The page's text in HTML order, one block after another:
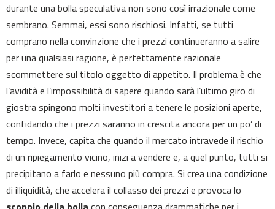
durante una bolla speculativa non sono così irrazionale come
sembrano. Semmai, essi sono rischiosi. Infatti, se tutti
comprano nella convinzione che i prezzi continueranno a salire
per una qualsiasi ragione, è perfettamente razionale
scommettere sul titolo oggetto di appetito. Il problema è che
l’avidità e l’impossibilità di sapere quando sarà l’ultimo giro di
giostra spingono molti investitori a tenere le posizioni aperte,
confidando che i prezzi saranno in crescita ancora per un po’ di
tempo. Invece, capita che quando il mercato intravede il rischio
di un ripiegamento vicino, inizi a vendere e, a quel punto, tutti si
precipitano a farlo e nessuno più compra. Si crea una condizione
di illiquidità, che accelera il collasso dei prezzi e provoca lo